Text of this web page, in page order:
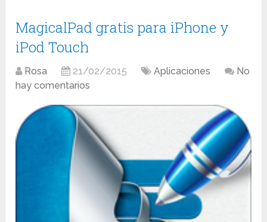
MagicalPad gratis para iPhone y
iPod Touch
Rosa 21/02/2015 Aplicaciones
No
hay comentarios